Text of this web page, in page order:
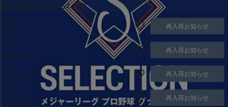
取り寄せ(1ヶ月から2ヶ月)
XXL
在庫切れ
再入荷お知らせ
S
在庫切れ
再入荷お知らせ
M
在庫切れ
再入荷お知らせ
L
在庫切れ
再入荷お知らせ